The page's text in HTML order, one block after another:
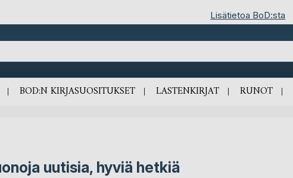
Lisätietoa BoD:sta
BOD:N KIRJASUOSITUKSET LASTENKIRJAT RUNOT
uutisia, hyviä hetkiä